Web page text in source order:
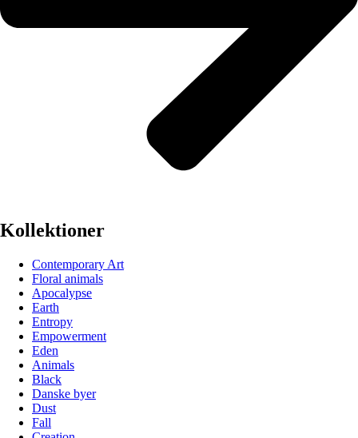
Kollektioner
Contemporary Art
Floral animals
Apocalypse
Earth
Entropy
Empowerment
Eden
Animals
Black
Danske byer
Dust
Fall